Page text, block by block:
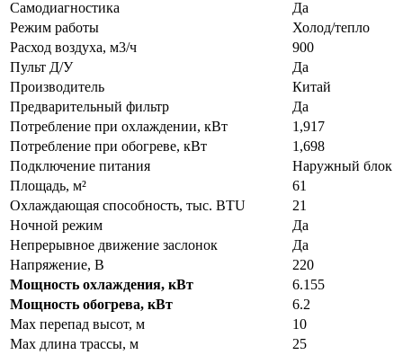
Самодиагностика
Да
Режим работы
Холод/тепло
Расход воздуха, м3/ч
900
Пульт Д/У
Да
Производитель
Китай
Предварительный фильтр
Да
Потребление при охлаждении, кВт
1,917
Потребление при обогреве, кВт
1,698
Подключение питания
Наружный блок
Площадь, м²
61
Охлаждающая способность, тыс. BTU
21
Ночной режим
Да
Непрерывное движение заслонок
Да
Напряжение, В
220
Мощность охлаждения, кВт
6.155
Мощность обогрева, кВт
6.2
Max перепад высот, м
10
Max длина трассы, м
25